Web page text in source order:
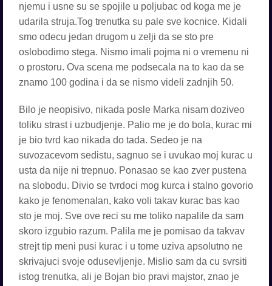
njemu i usne su se spojile u poljubac od koga me je
udarila struja.Tog trenutka su pale sve kocnice. Kidali
smo odecu jedan drugom u zelji da se sto pre
oslobodimo stega. Nismo imali pojma ni o vremenu ni
o prostoru. Ova scena me podsecala na to kao da se
znamo 100 godina i da se nismo videli zadnjih 50.
Bilo je neopisivo, nikada posle Marka nisam doziveo
toliku strast i uzbudjenje. Palio me je do bola, kurac mi
je bio tvrd kao nikada do tada. Sedeo je na
suvozacevom sedistu, sagnuo se i uvukao moj kurac u
usta da nije ni trepnuo. Ponasao se kao zver pustena
na slobodu. Divio se tvrdoci mog kurca i stalno govorio
kako je fenomenalan, kako voli takav kurac bas kao
sto je moj. Sve ove reci su me toliko napalile da sam
skoro izgubio razum. Palila me je pomisao da takvav
strejt tip meni pusi kurac i u tome uziva apsolutno ne
skrivajuci svoje odusevljenje. Mislio sam da cu svrsiti
istog trenutka, ali je Bojan bio pravi majstor, znao je